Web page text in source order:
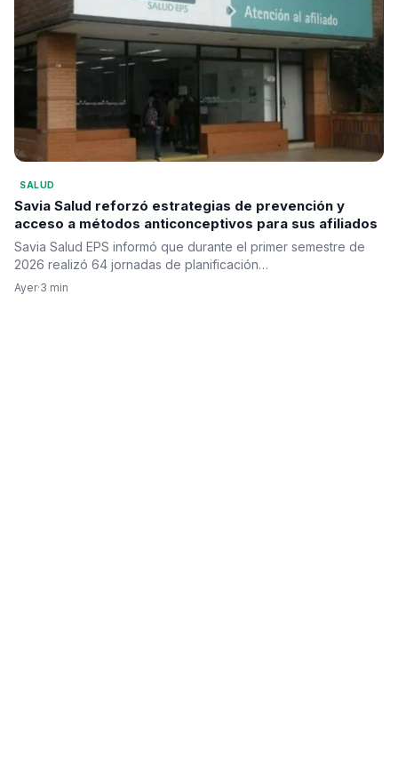
SALUD
Savia Salud reforzó estrategias de prevención y
acceso a métodos anticonceptivos para sus afiliados
Savia Salud EPS informó que durante el primer semestre de
2026 realizó 64 jornadas de planificación…
Ayer·3 min